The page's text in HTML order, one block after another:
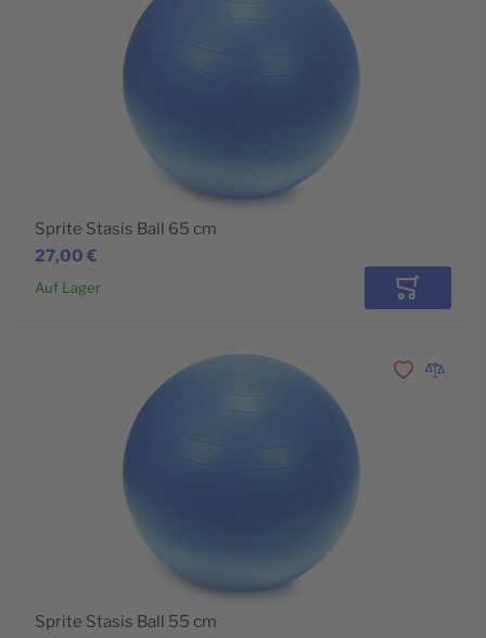
27,00 €
Sprite Stasis Ball 65 cm
Auf Lager In den
Sprite Stasis Ball 55 cm
Zur Zur